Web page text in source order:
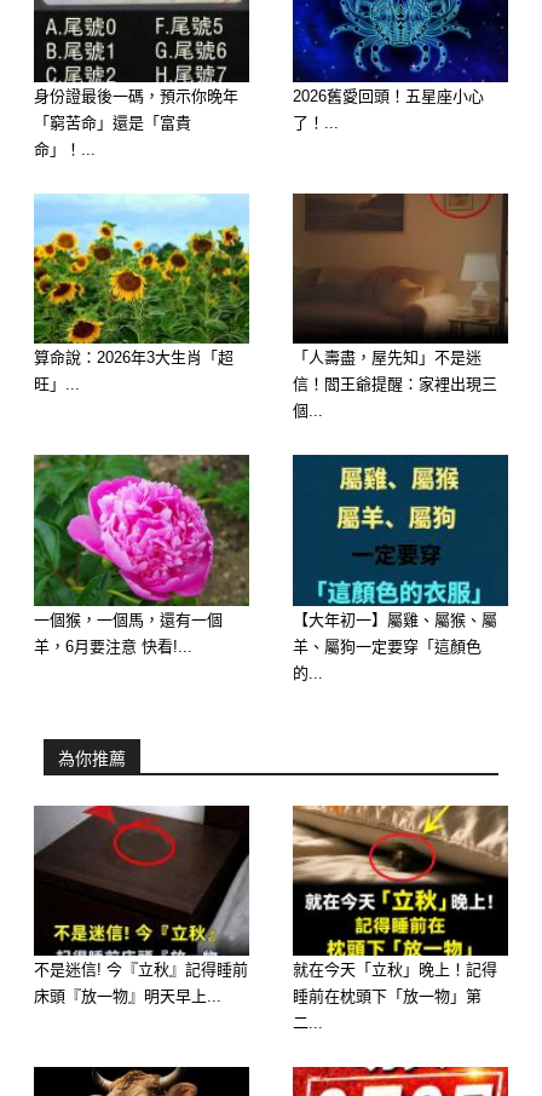
鐘錶是時間的象徵。
而當家中鍾無故停止，或半夜大響，甚
至在未被觸碰時滴答聲變得不穩定，這
可能是老天在提示一個階段的完結。特
別是當某位長者的健康明顯下滑，這種
現象尤為需要注意。鏡子忽然產生裂
紋，讓人恐懼，是時候關注自己的內在
狀態，面對白天忽視的問題和困擾。床
和門的故障，比如嘎吱作響、無法安
再流暢，這可能是踏入另一階段的預
警。
不必見一個壞就慌，但當這些現象集中
出現時，正意味著一些話題需要公開探
坦誠對話，傾訴未盡的心願和交待未完
成的夙願，是對快要離去者的溫情和善
意。
身份證最後一碼，預示你晚年
「窮苦命」還是「富貴
命」！...
2026舊愛回頭！五星座小心
了！...
算命說：2026年3大生肖「超
旺」...
「人壽盡，屋先知」不是迷
信！閻王爺提醒：家裡出現三
個...
一個猴，一個馬，還有一個
羊，6月要注意 快看!...
【大年初一】屬雞、屬猴、屬
羊、屬狗一定要穿「這顏色
的...
為你推薦
不是迷信! 今『立秋』記得睡前
床頭『放一物』明天早上...
就在今天「立秋」晚上！記得
睡前在枕頭下「放一物」第
二...